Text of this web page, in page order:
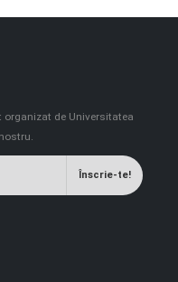
organizat de Universitatea